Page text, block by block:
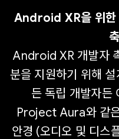
Android XR을 위한
Android XR 개발자
분을 지원하기 위해
든 독립 개발자든
Project Aura와 같
안경 (오디오 및 디스